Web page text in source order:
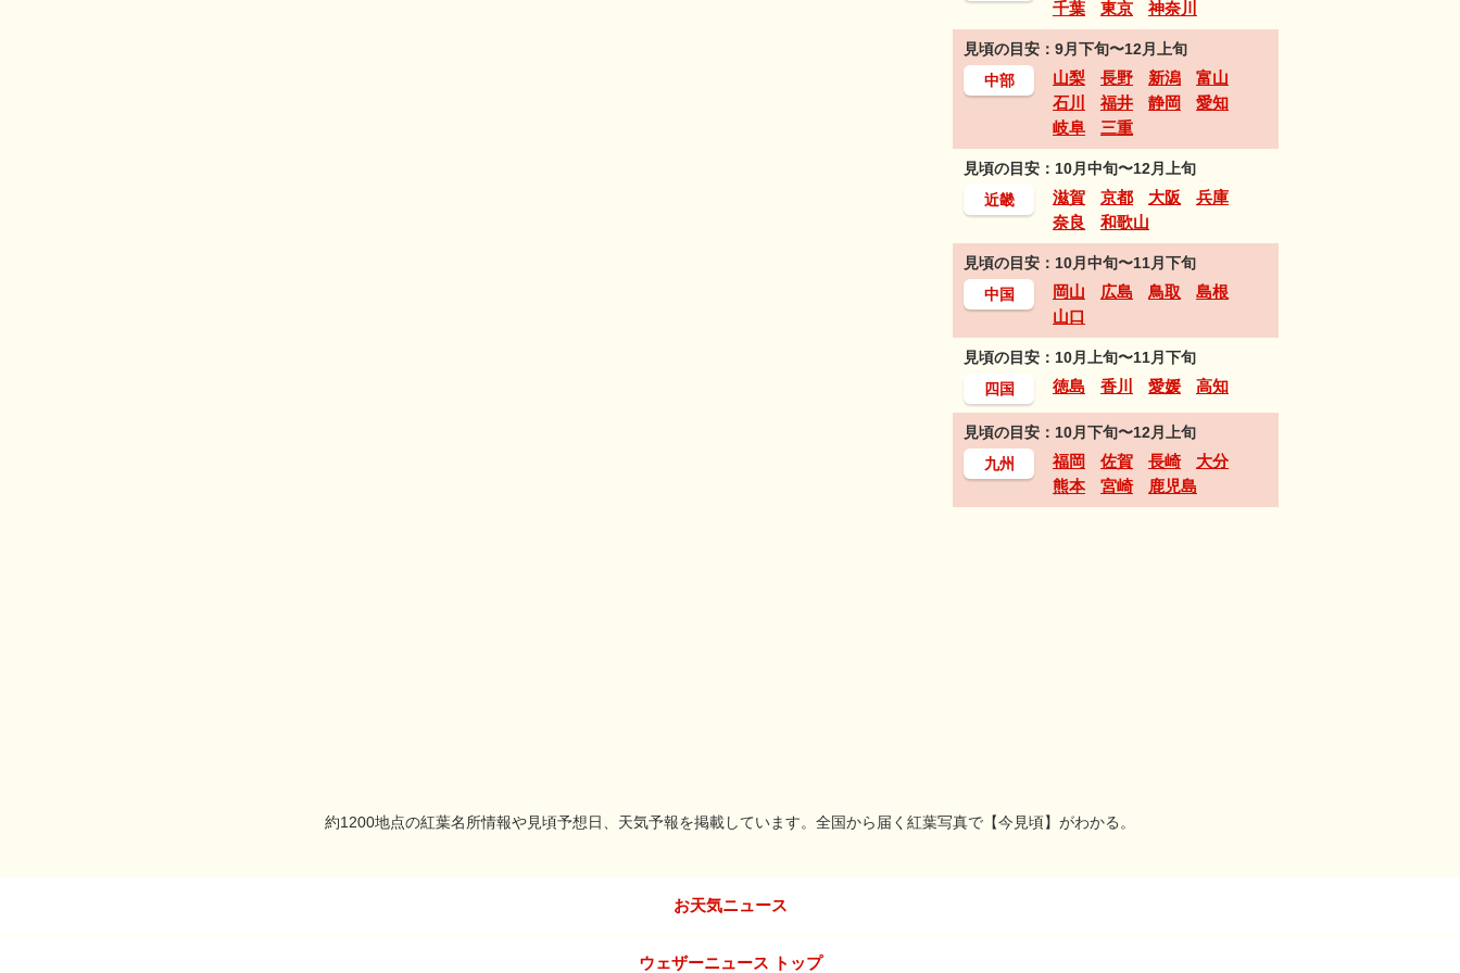
千葉 東京 神奈川
見頃の目安：9月下旬〜12月上旬
中部
山梨 長野 新潟
富山
石川
福井 静岡
愛知
岐阜
三重
見頃の目安：10月中旬〜12月上旬
近畿
滋賀 京都 大阪
兵庫
奈良
和歌山
見頃の目安：10月中旬〜11月下旬
中国
岡山 広島 鳥取
島根
山口
見頃の目安：10月上旬〜11月下旬
四国
徳島 香川 愛媛 高知
見頃の目安：10月下旬〜12月上旬
九州
福岡 佐賀 長崎
大分
熊本
宮崎 鹿児島
約1200地点の紅葉名所情報や見頃予想日、天気予報を掲載しています。全国から届く紅葉写真で【今見頃】がわかる。
お天気ニュース
ウェザーニュース トップ